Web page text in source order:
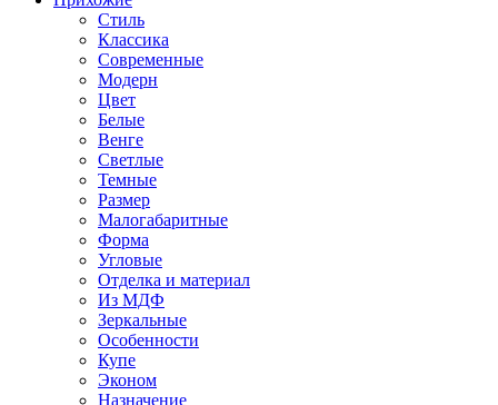
Стиль
Классика
Современные
Модерн
Цвет
Белые
Венге
Светлые
Темные
Размер
Малогабаритные
Форма
Угловые
Отделка и материал
Из МДФ
Зеркальные
Особенности
Купе
Эконом
Назначение